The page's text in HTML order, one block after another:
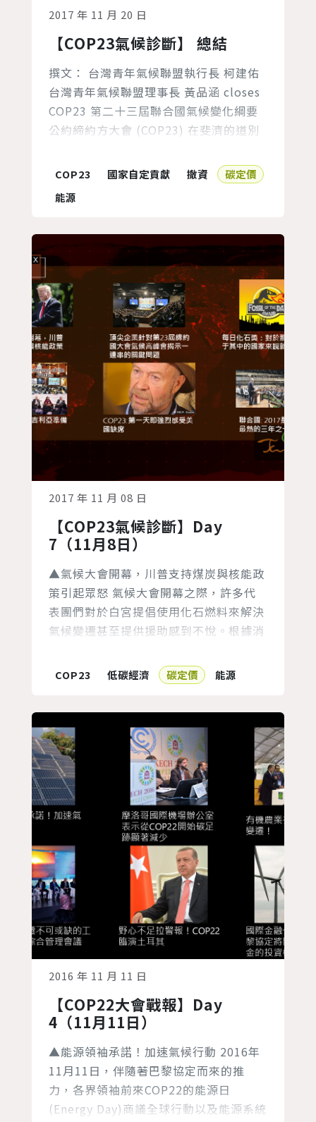
2017 年 11 月 20 日
【COP23氣候診斷】 總結
撰文： 台灣青年氣候聯盟執行長 柯建佑
台灣青年氣候聯盟理事長 黃品涵 closes
COP23 第二十三屆聯合國氣候變化綱要
公約締約方大會 (COP23) 在斐濟的道別
月18日星期六凌晨直到天亮，5 個多小時
的閉幕會議中，擔任本次大會主席的斐濟
總理 Frank Bainimarama 疲累地為自己
成功，而根據TWYCC的觀...
COP23 國家自定貢獻 撤資
碳定價
能源
2017 年 11 月 08 日
【COP23氣候診斷】Day
7（11月8日）
▲氣候大會開幕，川普支持煤炭與核能政
策引起眾怒 氣候大會開幕之際，許多代
表團們對於白宮提倡使用化石燃料來解決
氣候變遷甚至提供援助感到不悅。根據消
能作為應對氣候變遷的解決方法的周邊會
議。白宮發言人表示，這些努力是為了在
用的努力拉抬聲勢。「化石燃料在可見的
將來會被使用是無庸置疑的，而他們的乾
淨與效率與大眾的所關注的。」白宮發言
人...
COP23 低碳經濟 碳定價 能源
2016 年 11 月 11 日
【COP22大會戰報】Day
4（11月11日）
▲能源領袖承諾！加速氣候行動 2016年
11月11日，伴隨著巴黎協定而來的推
力，各界領袖前來COP22的能源日
(Energy Day)商議全球行動以及能源系統